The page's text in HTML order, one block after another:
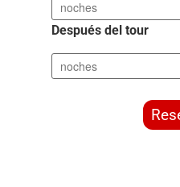
Después del tour